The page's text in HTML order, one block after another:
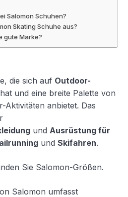
Salomon Schuhen?
Skating Schuhe aus?
gute Marke?
die sich auf Outdoor-
und eine breite Palette von
anbietet. Das
und Ausrüstung für
und Skifahren.
Sie Salomon-Größen.
Salomon umfasst